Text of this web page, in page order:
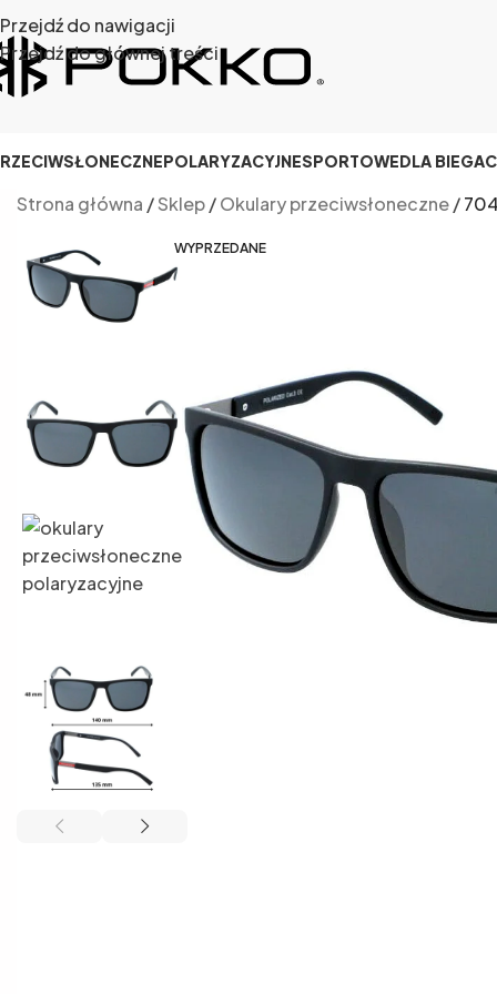
Przejdź do nawigacji
Przejdź do głównej treści
POLARYZACYJNESPORTOWEDLA
Strona główna /Sklep/Okulary przeciwsłoneczne/
WYPRZEDANE